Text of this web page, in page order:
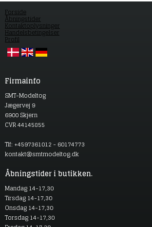
Forside
Åbningstider
Kontaktoplysninger
Handelsbetingelser
Profil
Firmainfo
SMT-Modeltog
Jægervej 9
6900 Skjern
CVR 44145855
Tlf: +4597361012 - 60174773
kontakt@smtmodeltog.dk
Åbningstider i butikken.
Mandag 14-17,30
Tirsdag 14-17,30
Onsdag 14-17,30
Torsdag 14-17,30